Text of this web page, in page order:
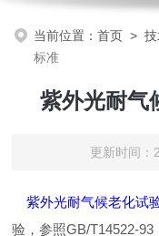
当前位置：首页 >
标准
紫外光耐气
更新时间
紫外光耐气候老化试
验，参照GB/T14522-